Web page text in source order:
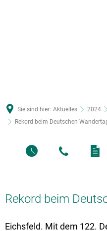
Sie sind hier: Aktuelles 2024
Rekord beim Deutschen
Rekord beim
Eichsfeld. Mit dem 122.